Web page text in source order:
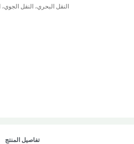
النقل البحري، النقل
تفاصيل المنتج